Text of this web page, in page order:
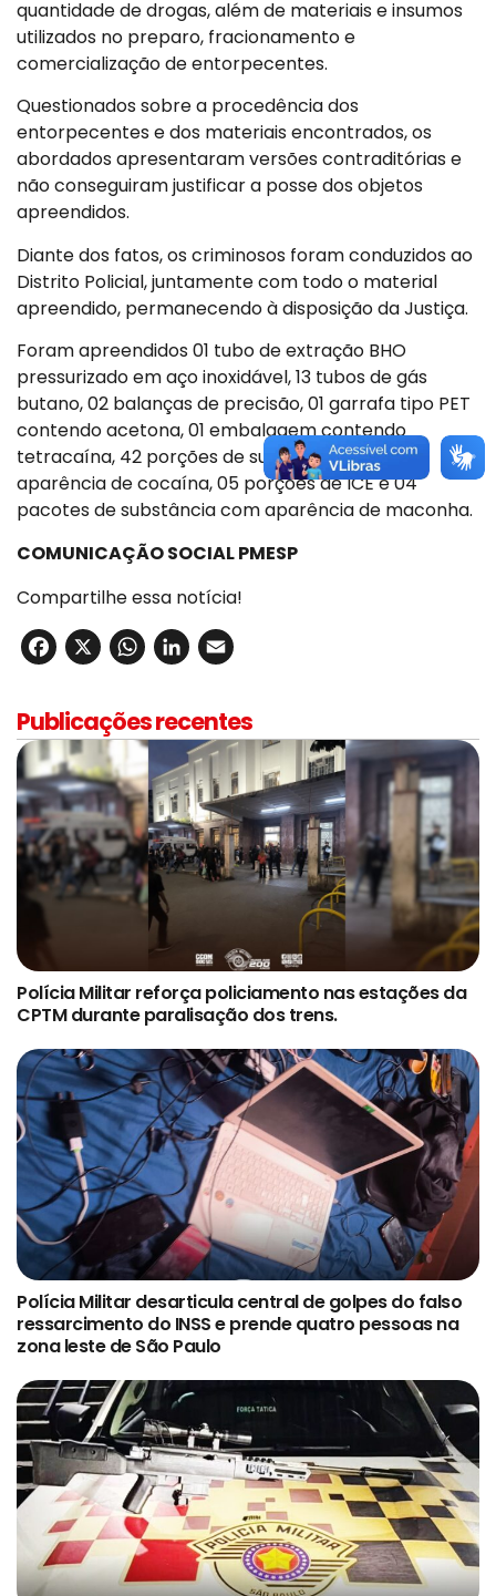
quantidade de drogas, além de materiais e insumos
utilizados no preparo, fracionamento e
comercialização de entorpecentes.
Questionados sobre a procedência dos
entorpecentes e dos materiais encontrados, os
abordados apresentaram versões contraditórias e
não conseguiram justificar a posse dos objetos
apreendidos.
Diante dos fatos, os criminosos foram conduzidos ao
Distrito Policial, juntamente com todo o material
apreendido, permanecendo à disposição da Justiça.
Foram apreendidos 01 tubo de extração BHO
pressurizado em aço inoxidável, 13 tubos de gás
butano, 02 balanças de precisão, 01 garrafa tipo PET
contendo acetona, 01 embalagem contendo
tetracaína, 42 porções de substância com
aparência de cocaína, 05 porções de ICE e 04
pacotes de substância com aparência de maconha.
COMUNICAÇÃO SOCIAL PMESP
Compartilhe essa notícia!
Facebook
X WhatsApp
LinkedIn
Publicações recentes
Polícia Militar reforça policiamento nas estações da
CPTM durante paralisação dos trens.
Polícia Militar desarticula central de golpes do falso
ressarcimento do INSS e prende quatro pessoas na
zona leste de São Paulo